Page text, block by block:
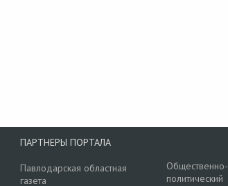
ПАРТНЕРЫ ПОРТАЛА
Павлодарская областная
газета
Общественно-
политический